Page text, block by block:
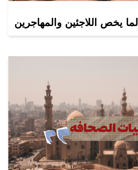
يخص اللاجئين والمهاجرين